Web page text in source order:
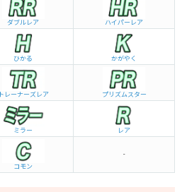
ダブルレア ハイパーレア
ひかる かがやく
トレーナーズレア プリズムスター
ミラー レア
コモン
-